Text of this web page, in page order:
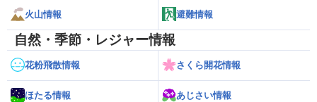
火山情報 避難情報
自然・季節・レジャー情報
花粉飛散情報 さくら開花情報
ほたる情報 あじさい情報